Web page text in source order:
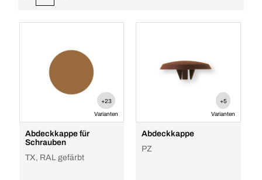
+23
Varianten
Abdeckkappe für
Schrauben
TX, RAL gefärbt
+5
Varianten
Abdeckkappe
PZ